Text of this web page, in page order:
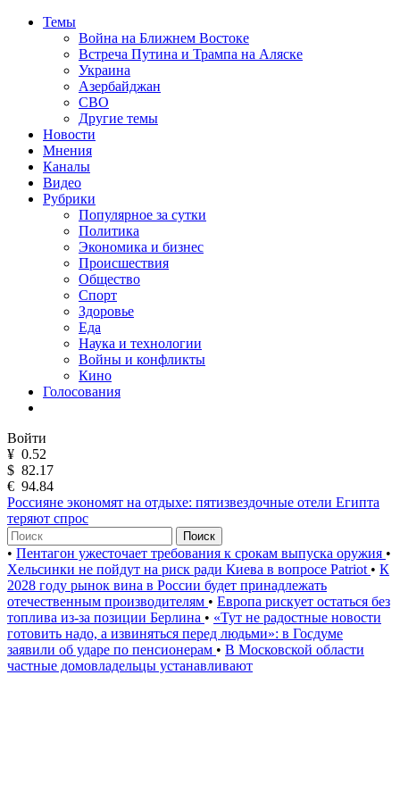
Темы
Война на Ближнем Востоке
Встреча Путина и Трампа на Аляске
Украина
Азербайджан
СВО
Другие темы
Новости
Мнения
Каналы
Видео
Рубрики
Популярное за сутки
Политика
Экономика и бизнес
Происшествия
Общество
Спорт
Здоровье
Еда
Наука и технологии
Войны и конфликты
Кино
Голосования
Войти
¥ 0.52
$ 82.17
€ 94.84
Россияне экономят на отдыхе: пятизвездочные отели Египта
теряют спрос
Поиск
• Пентагон ужесточает требования к срокам выпуска оружия •
Хельсинки не пойдут на риск ради Киева в вопросе Patriot • К
2028 году рынок вина в России будет принадлежать
отечественным производителям • Европа рискует остаться без
топлива из-за позиции Берлина • «Тут не радостные новости
готовить надо, а извиняться перед людьми»: в Госдуме
заявили об ударе по пенсионерам • В Московской области
частные домовладельцы устанавливают